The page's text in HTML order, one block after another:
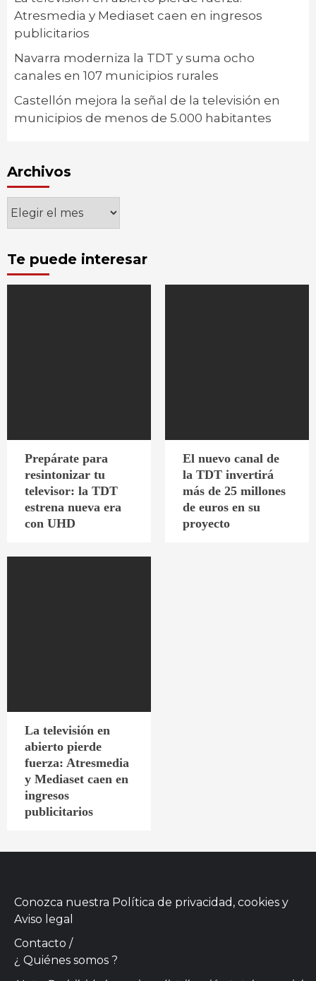
Atresmedia y Mediaset caen en ingresos
publicitarios
Navarra moderniza la TDT y suma ocho
canales en 107 municipios rurales
Castellón mejora la señal de la televisión en
municipios de menos de 5.000 habitantes
Archivos
Archivos
Te puede interesar
Prepárate para
resintonizar tu
televisor: la TDT
estrena nueva era
con UHD
El nuevo canal de
la TDT invertirá
más de 25 millones
de euros en su
proyecto
La televisión en
abierto pierde
fuerza: Atresmedia
y Mediaset caen en
ingresos
publicitarios
Conozca nuestra Política de privacidad, cookies y
Aviso legal
Contacto /
¿ Quiénes somos ?